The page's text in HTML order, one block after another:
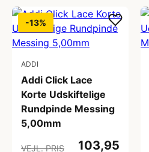
-13%
ADDI
Addi Click Lace
Korte Udskiftelige
Rundpinde Messing
5,00mm
VEJL. PRIS
103,95